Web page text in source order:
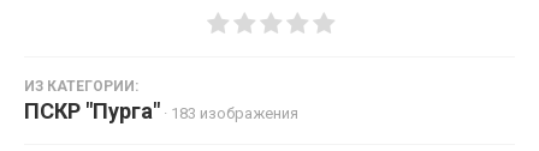
ИЗ КАТЕГОРИИ:
ПСКР "Пурга" · 183 изображения